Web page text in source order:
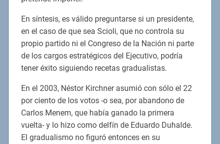
En síntesis, es válido preguntarse si un presidente,
en el caso de que sea Scioli, que no controla su
propio partido ni el Congreso de la Nación ni parte
de los cargos estratégicos del Ejecutivo, podría
tener éxito siguiendo recetas gradualistas.
En el 2003, Néstor Kirchner asumió con sólo el 22
por ciento de los votos -o sea, por abandono de
Carlos Menem, que había ganado la primera
vuelta- y lo hizo como delfín de Eduardo Duhalde.
El gradualismo no figuró entonces en su